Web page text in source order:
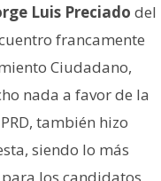
Luis Preciado del
francamente
Ciudadano,
nada a favor de la
también hizo
siendo lo más
los candidatos